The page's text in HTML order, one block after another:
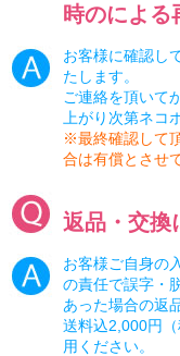
時のによる
お客様に確認し
たします。
ご連絡を頂いて
上がり次第ネコ
※最終確認して
合は有償とさせ
返品・交換
お客様ご自身の
の責任で誤字・
あった場合の返
送料込2,000円
用ください。